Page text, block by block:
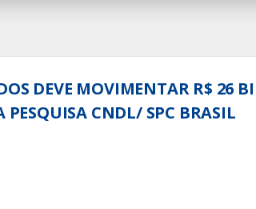
DEVE MOVIMENTAR R$ 26
PESQUISA CNDL/ SPC BRASIL